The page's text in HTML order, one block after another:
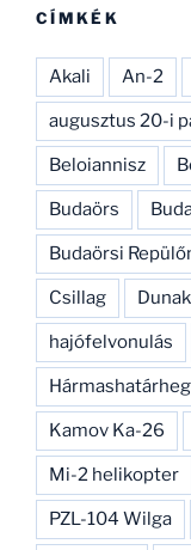
CÍMKÉK
Akali An-2
augusztus 20-i
Beloiannisz
Budaörs
Budaörsi
Csillag
hajófelvonulás
Kamov Ka-26
Mi-2 helikopter
PZL-104 Wilga